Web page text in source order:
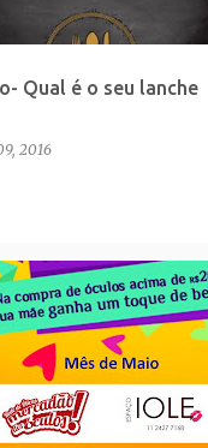
Qual é o seu lanche
2016